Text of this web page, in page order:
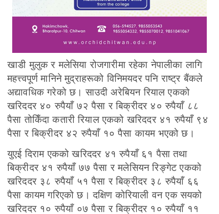
खाडी मुलुक र मलेसिया रोजगारीमा रहेका नेपालीका लागि
महत्त्वपूर्ण मानिने मुद्राहरूको विनिमयदर पनि राष्ट्र बैंकले
अद्यावधिक गरेको छ। साउदी अरेबियन रियाल एकको
खरिददर ४० रुपैयाँ ७२ पैसा र बिक्रीदर ४० रुपैयाँ ८८
पैसा तोकिँदा कतारी रियाल एकको खरिददर ४१ रुपैयाँ ९४
पैसा र बिक्रीदर ४२ रुपैयाँ १० पैसा कायम भएको छ।
युएई दिराम एकको खरिददर ४१ रुपैयाँ ६१ पैसा तथा
बिक्रीदर ४१ रुपैयाँ ७७ पैसा र मलेसियन रिङ्गेट एकको
खरिददर ३८ रुपैयाँ ५१ पैसा र बिक्रीदर ३८ रुपैयाँ ६६
पैसा कायम गरिएको छ। दक्षिण कोरियाली वन एक सयको
खरिददर १० रुपैयाँ ०७ पैसा र बिक्रीदर १० रुपैयाँ ११